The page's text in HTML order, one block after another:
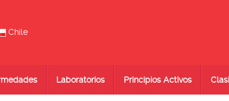
Chile
Laboratorios Principios Activos